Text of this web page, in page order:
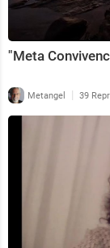
"Meta
Metangel | 39